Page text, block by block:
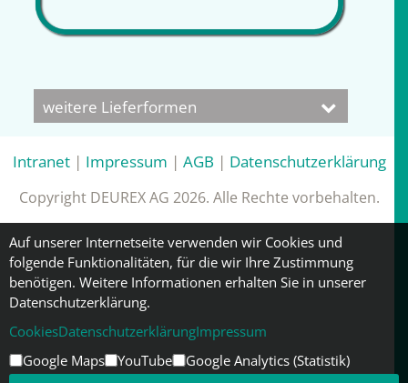
weitere Lieferformen
Intranet | Impressum | AGB | Datenschutzerklärung
Copyright DEUREX AG 2026. Alle Rechte vorbehalten.
Auf unserer Internetseite verwenden wir Cookies und
folgende Funktionalitäten, für die wir Ihre Zustimmung
benötigen. Weitere Informationen erhalten Sie in unserer
Datenschutzerklärung.
CookiesDatenschutzerklärungImpressum
Google Maps
YouTube
Google Analytics (Statistik)